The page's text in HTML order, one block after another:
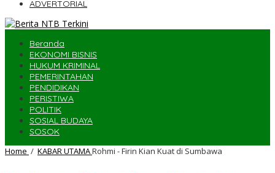
ADVERTORIAL
Beranda
EKONOMI BISNIS
HUKUM KRIMINAL
PEMERINTAHAN
PENDIDIKAN
PERISTIWA
POLITIK
SOSIAL BUDAYA
SOSOK
Home / KABAR UTAMARohmi - Firin Kian Kuat di Sumbawa